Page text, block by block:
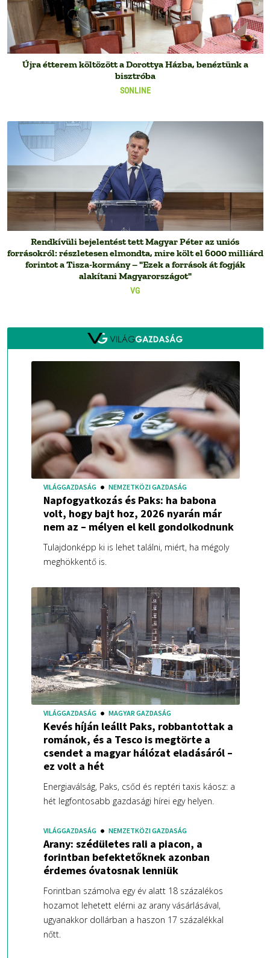
SONLINE
Újra étterem költözött a Dorottya Házba, benéztünk a
bisztróba
VG
Rendkívüli bejelentést tett Magyar Péter az uniós
forrásokról: részletesen elmondta, mire költ el 6000 milliárd
forintot a Tisza-kormány – "Ezek a források át fogják
alakítani Magyarországot"
VILÁGGAZDASÁG NEMZETKÖZI GAZDASÁG
Napfogyatkozás és Paks: ha babona
volt, hogy bajt hoz, 2026 nyarán már
nem az – mélyen el kell gondolkodnunk
Tulajdonképp ki is lehet találni, miért, ha mégoly
meghökkentő is.
VILÁGGAZDASÁG MAGYAR GAZDASÁG
Kevés híján leállt Paks, robbantottak a
románok, és a Tesco is megtörte a
csendet a magyar hálózat eladásáról –
ez volt a hét
Energiaválság, Paks, csőd és reptéri taxis káosz: a
hét legfontosabb gazdasági hírei egy helyen.
VILÁGGAZDASÁG NEMZETKÖZI GAZDASÁG
Arany: szédületes rali a piacon, a
forintban befektetőknek azonban
érdemes óvatosnak lenniük
Forintban számolva egy év alatt 18 százalékos
hozamot lehetett elérni az arany vásárlásával,
ugyanakkor dollárban a haszon 17 százalékkal
nőtt.